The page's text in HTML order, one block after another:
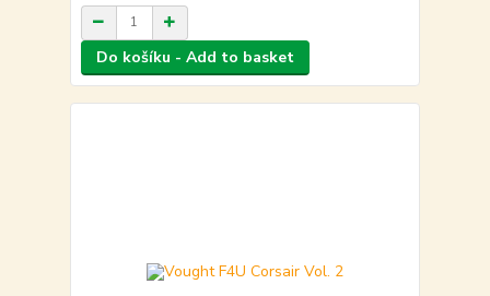
Do košíku - Add to basket